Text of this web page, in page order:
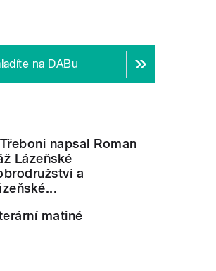
na DABu
napsal Roman
Lázeňské
a
matiné